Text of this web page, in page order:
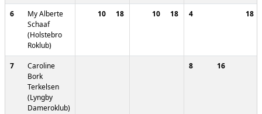
6
My Alberte
Schaaf
(Holstebro
Roklub)
10 18 10 18 4 18
7
Caroline
Bork
Terkelsen
(Lyngby
Dameroklub)
8 16